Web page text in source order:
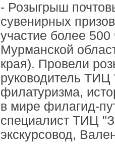
- Розыгрыш
сувенирных
участие более 500
Мурманской
края). Провели
руководитель
филатуризма,
в мире филагид-
специалист ТИЦ
экскурсовод,